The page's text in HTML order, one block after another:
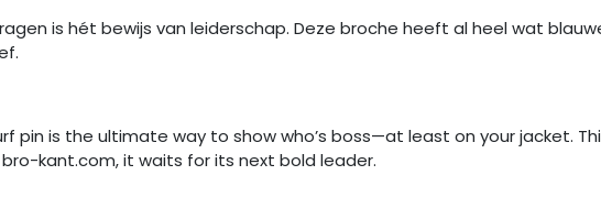
is hét bewijs van leiderschap. Deze broche heeft al heel wat
pin is the ultimate way to show who’s boss—at least on your jacket.
kant.com, it waits for its next bold leader.